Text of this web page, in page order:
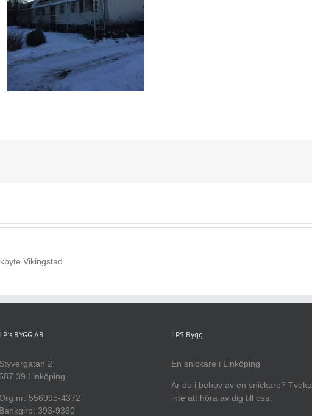
LP:s BYGG AB
Styvergatan 2
587 39 Linköping
556995-4372
Bankgiro: 393-9360
LPS Bygg
En snickare i Linköping
Är du i behov av en snickare? Tveka
inte att höra av dig till oss: